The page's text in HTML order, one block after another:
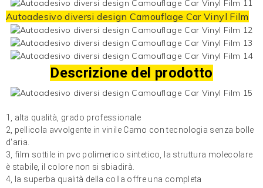
Autoadesivo diversi design Camouflage Car Vinyl Film
Descrizione del prodotto
1, alta qualità, grado professionale
2, pellicola avvolgente in vinile Camo con tecnologia senza bolle
d'aria.
3, film sottile in pvc polimerico sintetico, la struttura molecolare
è stabile, il colore non si sbiadirà.
4, la superba qualità della colla offre una completa